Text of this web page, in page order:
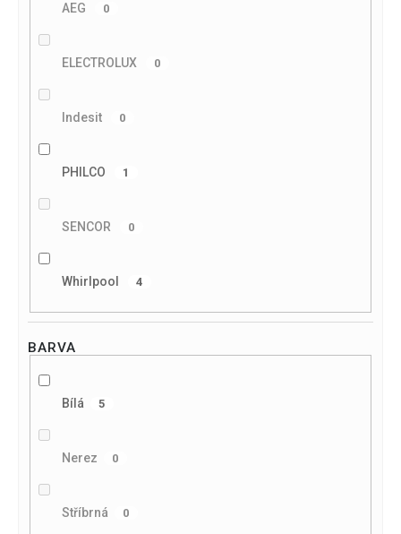
AEG 0
ELECTROLUX 0
Indesit 0
PHILCO 1
SENCOR 0
Whirlpool 4
BARVA
Bílá 5
Nerez 0
Stříbrná 0